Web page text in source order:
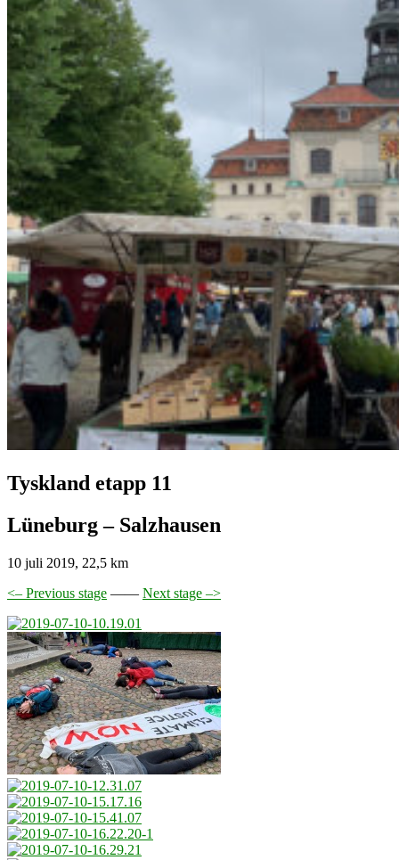
Tyskland etapp 11
Lüneburg – Salzhausen
10 juli 2019, 22,5 km
<– Previous stage —— Next stage –>